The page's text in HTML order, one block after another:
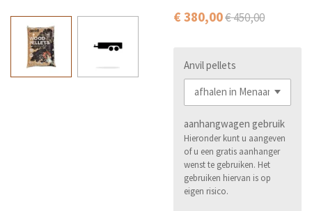
€ 380,00€ 450,00
Anvil pellets
aanhangwagen gebruik
Hieronder kunt u aangeven
of u een gratis aanhanger
wenst te gebruiken. Het
gebruiken hiervan is op
eigen risico.